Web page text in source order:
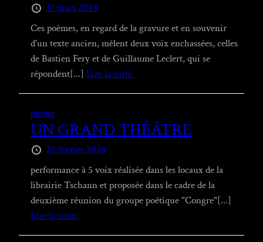
17 mars 2024
Ces poèmes, en regard de la gravure et en souvenir
d'un texte ancien, mêlent deux voix enchassées, celles
de Bastien Fery et de Guillaume Leclert, qui se
répondent[...] Lire la suite.
poésie
UN GRAND THÉÂTRE
25 février 2024
performance à 5 voix réalisée dans les locaux de la
librairie Tschann et proposée dans le cadre de la
deuxième réunion du groupe poétique "Congre"[...]
Lire la suite.